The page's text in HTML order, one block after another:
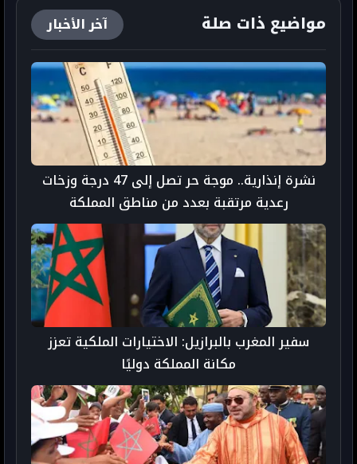
مواضيع ذات صلة آخر الأخبار
نشرة إنذارية.. موجة حر تصل إلى 47 درجة وزخات
رعدية مرتقبة بعدد من مناطق المملكة
سفير المغرب بالبرازيل: الاختيارات الملكية تعزز
مكانة المملكة دوليًا